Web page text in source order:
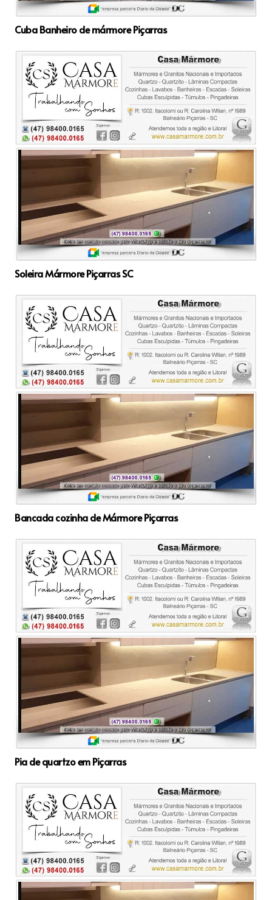
Cuba Banheiro de mármore Piçarras
Soleira Mármore Piçarras SC
Bancada cozinha de Mármore Piçarras
Pia de quartzo em Piçarras